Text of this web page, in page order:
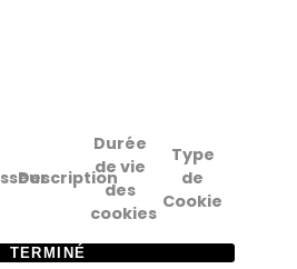
Description
Durée
de vie
des
cookies
Type
de
Cookie
TERMINÉ